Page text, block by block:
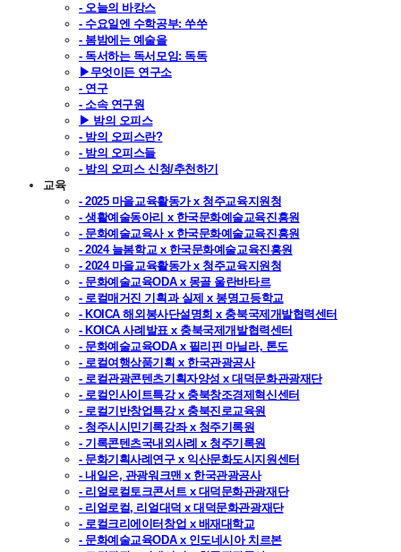
- 오늘의 바캉스
- 수요일엔 수학공부: 쑤쑤
- 봄밤에는 예술을
- 독서하는 독서모임: 독독
▶무엇이든 연구소
- 연구
- 소속 연구원
▶ 밤의 오피스
- 밤의 오피스란?
- 밤의 오피스들
- 밤의 오피스 신청/추천하기
교육
- 2025 마을교육활동가 x 청주교육지원청
- 생활예술동아리 x 한국문화예술교육진흥원
- 문화예술교육사 x 한국문화예술교육진흥원
- 2024 늘봄학교 x 한국문화예술교육진흥원
- 2024 마을교육활동가 x 청주교육지원청
- 문화예술교육ODA x 몽골 울란바타르
- 로컬매거진 기획과 실제 x 봉명고등학교
- KOICA 해외봉사단설명회 x 충북국제개발협력센터
- KOICA 사례발표 x 충북국제개발협력센터
- 문화예술교육ODA x 필리핀 마닐라, 톤도
- 로컬여행상품기획 x 한국관광공사
- 로컬관광콘텐츠기획자양성 x 대덕문화관광재단
- 로컬인사이트특강 x 충북창조경제혁신센터
- 로컬기반창업특강 x 충북진로교육원
- 청주시시민기록강좌 x 청주기록원
- 기록콘텐츠국내외사례 x 청주기록원
- 문화기획사례연구 x 익산문화도시지원센터
- 내일은, 관광워크맨 x 한국관광공사
- 리얼로컬토크콘서트 x 대덕문화관광재단
- 리얼로컬, 리얼대덕 x 대덕문화관광재단
- 로컬크리에이터창업 x 배재대학교
- 문화예술교육ODA x 인도네시아 치르본